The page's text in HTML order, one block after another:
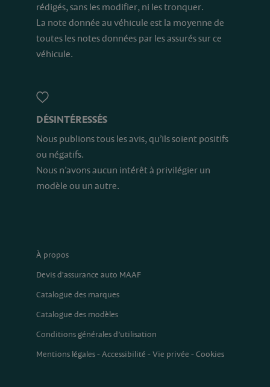
rédigés, sans les modifier, ni les tronquer.
La note donnée au véhicule est la moyenne de
toutes les notes données par les assurés sur ce
véhicule.
DÉSINTÉRESSÉS
Nous publions tous les avis, qu’ils soient positifs
ou négatifs.
Nous n’avons aucun intérêt à privilégier un
modèle ou un autre.
À propos
Devis d'assurance auto MAAF
Catalogue des marques
Catalogue des modèles
Conditions générales d’utilisation
Mentions légales-Accessibilité -Vie privée -Cookies